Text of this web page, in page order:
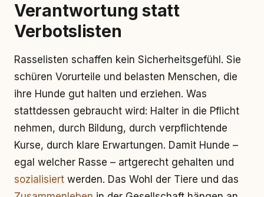
Verantwortung statt
Verbotslisten
Rasselisten schaffen kein Sicherheitsgefühl. Sie
schüren Vorurteile und belasten Menschen, die
ihre Hunde gut halten und erziehen. Was
stattdessen gebraucht wird: Halter in die Pflicht
nehmen, durch Bildung, durch verpflichtende
Kurse, durch klare Erwartungen. Damit Hunde –
egal welcher Rasse – artgerecht gehalten und
sozialisiert werden. Das Wohl der Tiere und das